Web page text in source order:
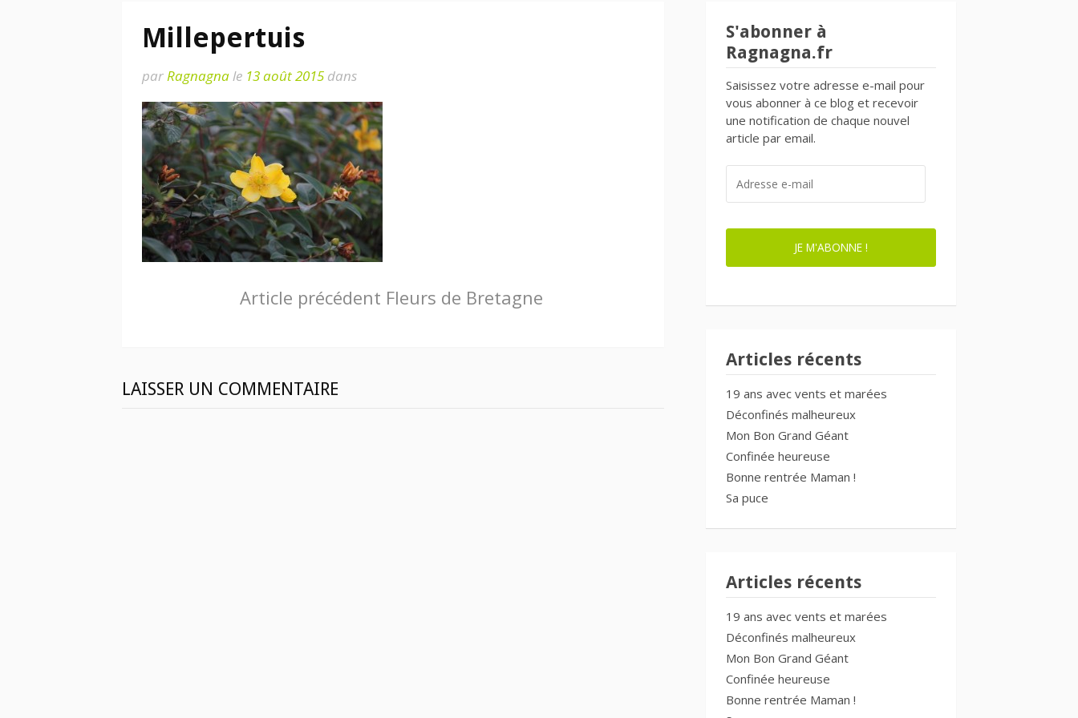
Millepertuis
parRagnagnale 13 août 2015 dans
Article précédent Fleurs de Bretagne
LAISSER UN COMMENTAIRE
S'abonner à
Ragnagna.fr
Saisissez votre adresse e-mail pour
vous abonner à ce blog et recevoir
une notification de chaque nouvel
article par email.
MAIL
JE M'ABONNE !
Articles récents
19 ans avec vents et marées
Déconfinés malheureux
Mon Bon Grand Géant
Confinée heureuse
Bonne rentrée Maman !
Sa puce
Articles récents
19 ans avec vents et marées
Déconfinés malheureux
Mon Bon Grand Géant
Confinée heureuse
Bonne rentrée Maman !